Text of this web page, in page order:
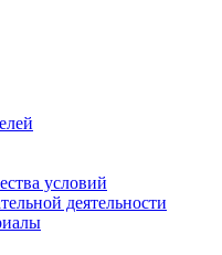
условий
деятельности